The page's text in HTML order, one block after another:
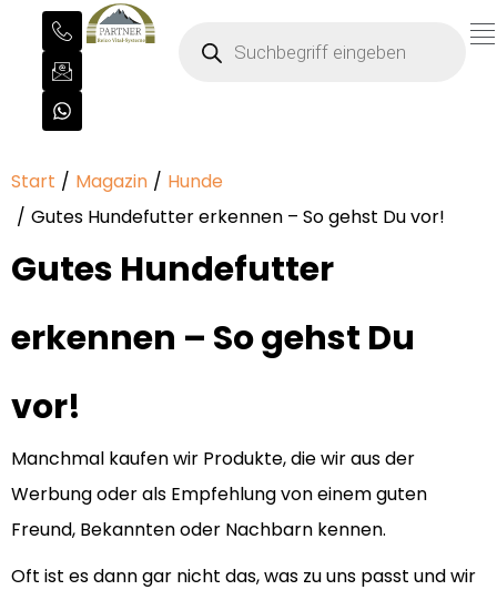
Sie befinden sich hier:
Start Magazin
Hunde
Gutes Hundefutter erkennen – So gehst Du vor!
Gutes Hundefutter
erkennen – So gehst Du
vor!
Manchmal kaufen wir Produkte, die wir aus der
Werbung oder als Empfehlung von einem guten
Freund, Bekannten oder Nachbarn kennen.
Oft ist es dann gar nicht das, was zu uns passt und wir